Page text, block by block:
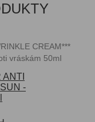
CREAM***
vráskám 50ml